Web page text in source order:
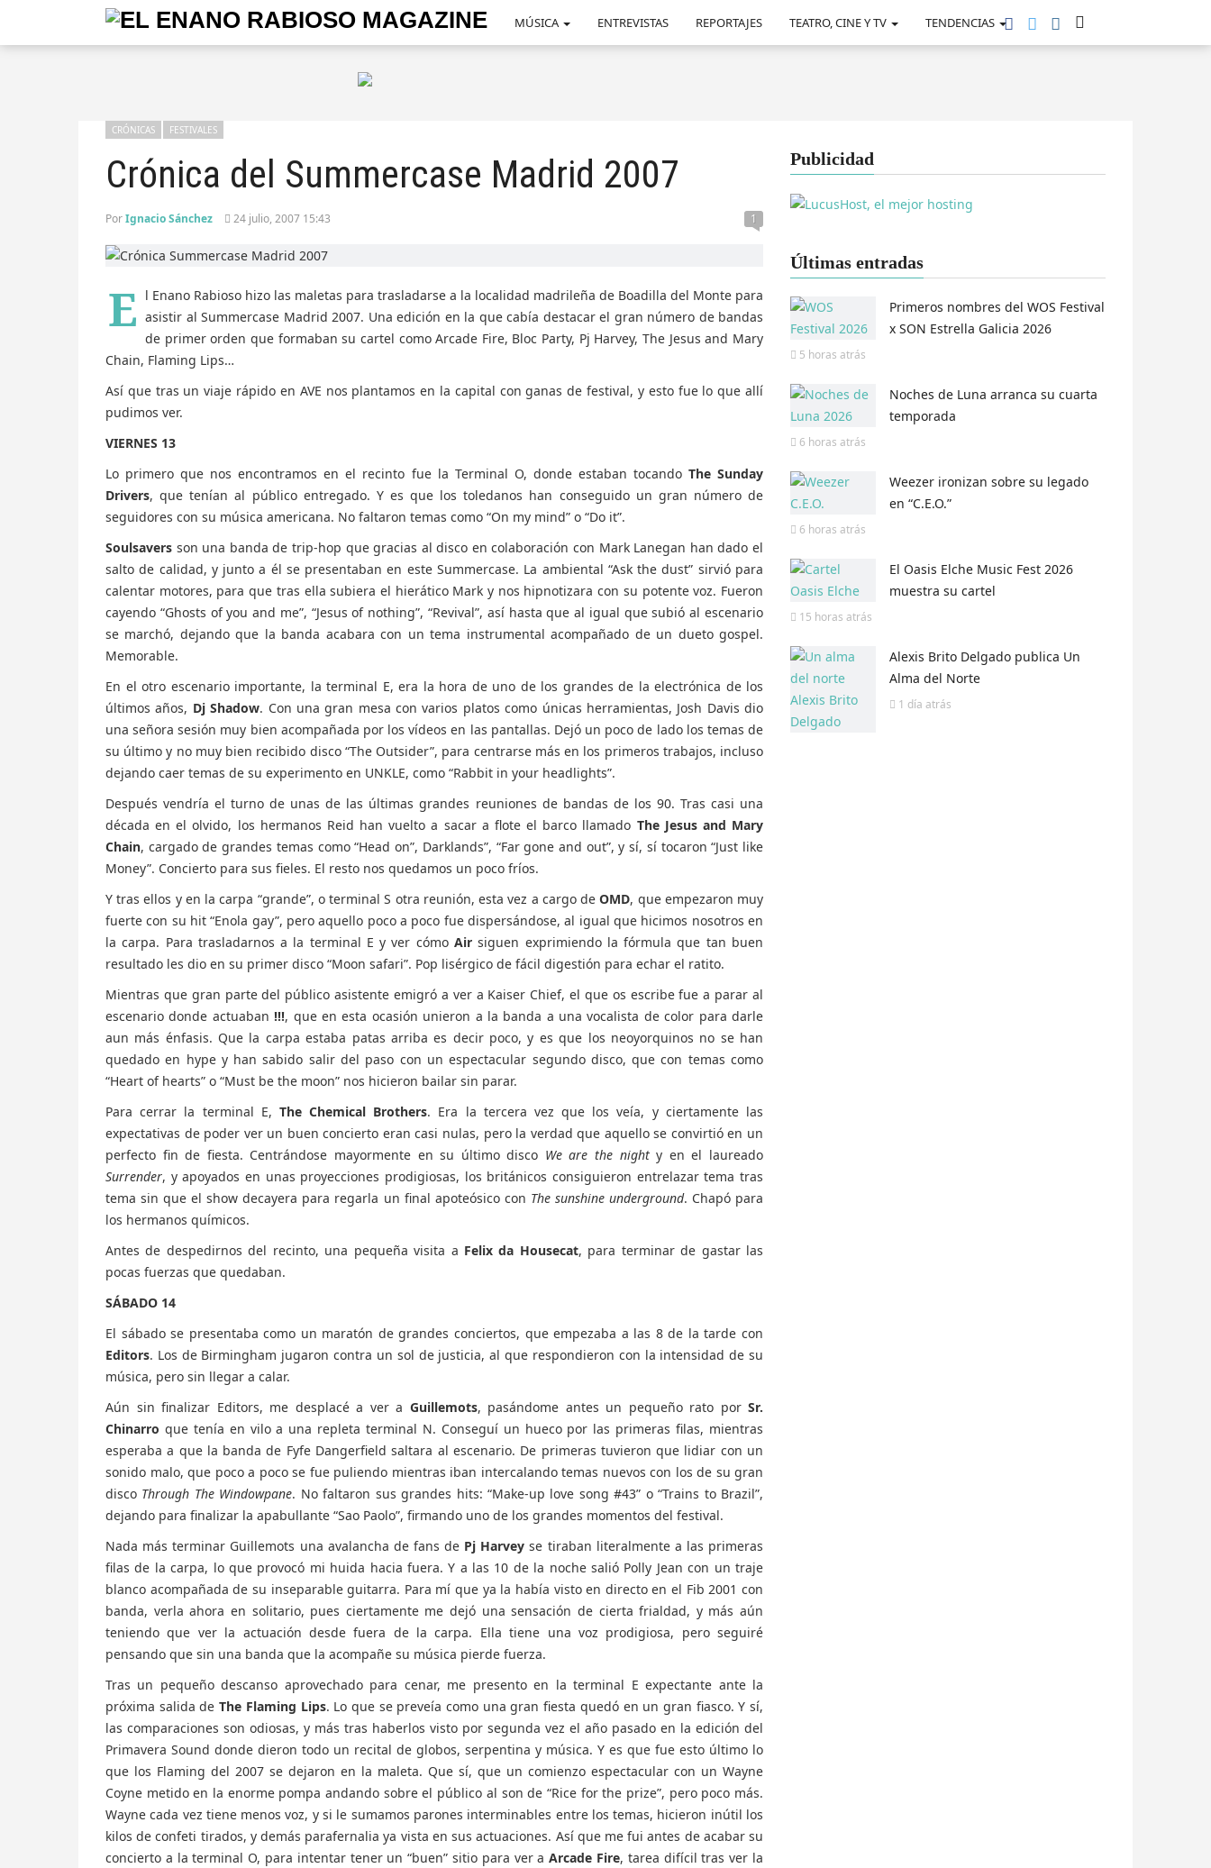
MÚSICA ENTREVISTAS REPORTAJES TEATRO, CINE Y TV TENDENCIAS
Crónica del Summercase Madrid 2007
CRÓNICAS FESTIVALES
PorIgnacio Sánchez 24 julio, 2007 15:43 1
E l Enano Rabioso hizo las maletas para trasladarse a la localidad madrileña de Boadilla del Monte para
asistir al Summercase Madrid 2007. Una edición en la que cabía destacar el gran número de bandas
de primer orden que formaban su cartel como Arcade Fire, Bloc Party, Pj Harvey, The Jesus and Mary
Chain, Flaming Lips…
Así que tras un viaje rápido en AVE nos plantamos en la capital con ganas de festival, y esto fue lo que allí
pudimos ver.
VIERNES 13
Lo primero que nos encontramos en el recinto fue la Terminal O, donde estaban tocando The Sunday
Drivers, que tenían al público entregado. Y es que los toledanos han conseguido un gran número de
seguidores con su música americana. No faltaron temas como “On my mind” o “Do it”.
Soulsavers son una banda de trip-hop que gracias al disco en colaboración con Mark Lanegan han dado el
salto de calidad, y junto a él se presentaban en este Summercase. La ambiental “Ask the dust” sirvió para
calentar motores, para que tras ella subiera el hierático Mark y nos hipnotizara con su potente voz. Fueron
cayendo “Ghosts of you and me”, “Jesus of nothing”, “Revival”, así hasta que al igual que subió al escenario
se marchó, dejando que la banda acabara con un tema instrumental acompañado de un dueto gospel.
Memorable.
En el otro escenario importante, la terminal E, era la hora de uno de los grandes de la electrónica de los
últimos años, Dj Shadow. Con una gran mesa con varios platos como únicas herramientas, Josh Davis dio
una señora sesión muy bien acompañada por los vídeos en las pantallas. Dejó un poco de lado los temas de
su último y no muy bien recibido disco “The Outsider”, para centrarse más en los primeros trabajos, incluso
dejando caer temas de su experimento en UNKLE, como “Rabbit in your headlights”.
Después vendría el turno de unas de las últimas grandes reuniones de bandas de los 90. Tras casi una
década en el olvido, los hermanos Reid han vuelto a sacar a flote el barco llamado The Jesus and Mary
Chain, cargado de grandes temas como “Head on”, Darklands”, “Far gone and out”, y sí, sí tocaron “Just like
Money”. Concierto para sus fieles. El resto nos quedamos un poco fríos.
Y tras ellos y en la carpa “grande”, o terminal S otra reunión, esta vez a cargo deOMD, que empezaron muy
fuerte con su hit “Enola gay”, pero aquello poco a poco fue dispersándose, al igual que hicimos nosotros en
la carpa. Para trasladarnos a la terminal E y ver cómoAir siguen exprimiendo la fórmula que tan buen
resultado les dio en su primer disco “Moon safari”. Pop lisérgico de fácil digestión para echar el ratito.
Mientras que gran parte del público asistente emigró a ver a Kaiser Chief, el que os escribe fue a parar al
escenario donde actuaban!!!, que en esta ocasión unieron a la banda a una vocalista de color para darle
aun más énfasis. Que la carpa estaba patas arriba es decir poco, y es que los neoyorquinos no se han
quedado en hype y han sabido salir del paso con un espectacular segundo disco, que con temas como
“Heart of hearts” o “Must be the moon” nos hicieron bailar sin parar.
Para cerrar la terminal E, The Chemical Brothers. Era la tercera vez que los veía, y ciertamente las
expectativas de poder ver un buen concierto eran casi nulas, pero la verdad que aquello se convirtió en un
perfecto fin de fiesta. Centrándose mayormente en su último disco We are the nighty en el laureado
Surrender, y apoyados en unas proyecciones prodigiosas, los británicos consiguieron entrelazar tema tras
tema sin que el show decayera para regarla un final apoteósico con The sunshine underground. Chapó para
los hermanos químicos.
Antes de despedirnos del recinto, una pequeña visita a Felix da Housecat, para terminar de gastar las
pocas fuerzas que quedaban.
SÁBADO 14
El sábado se presentaba como un maratón de grandes conciertos, que empezaba a las 8 de la tarde con
Editors. Los de Birmingham jugaron contra un sol de justicia, al que respondieron con la intensidad de su
música, pero sin llegar a calar.
Aún sin finalizar Editors, me desplacé a ver a Guillemots, pasándome antes un pequeño rato por Sr.
Chinarro que tenía en vilo a una repleta terminal N. Conseguí un hueco por las primeras filas, mientras
esperaba a que la banda de Fyfe Dangerfield saltara al escenario. De primeras tuvieron que lidiar con un
sonido malo, que poco a poco se fue puliendo mientras iban intercalando temas nuevos con los de su gran
disco Through The Windowpane. No faltaron sus grandes hits: “Make-up love song #43” o “Trains to Brazil”,
dejando para finalizar la apabullante “Sao Paolo”, firmando uno de los grandes momentos del festival.
Nada más terminar Guillemots una avalancha de fans de Pj Harvey se tiraban literalmente a las primeras
filas de la carpa, lo que provocó mi huida hacia fuera. Y a las 10 de la noche salió Polly Jean con un traje
blanco acompañada de su inseparable guitarra. Para mí que ya la había visto en directo en el Fib 2001 con
banda, verla ahora en solitario, pues ciertamente me dejó una sensación de cierta frialdad, y más aún
teniendo que ver la actuación desde fuera de la carpa. Ella tiene una voz prodigiosa, pero seguiré
pensando que sin una banda que la acompañe su música pierde fuerza.
Tras un pequeño descanso aprovechado para cenar, me presento en la terminal E expectante ante la
próxima salida deThe Flaming Lips. Lo que se preveía como una gran fiesta quedó en un gran fiasco. Y sí,
las comparaciones son odiosas, y más tras haberlos visto por segunda vez el año pasado en la edición del
Primavera Sound donde dieron todo un recital de globos, serpentina y música. Y es que fue esto último lo
que los Flaming del 2007 se dejaron en la maleta. Que sí, que un comienzo espectacular con un Wayne
Coyne metido en la enorme pompa andando sobre el público al son de “Rice for the prize”, pero poco más.
Wayne cada vez tiene menos voz, y si le sumamos parones interminables entre los temas, hicieron inútil los
kilos de confeti tirados, y demás parafernalia ya vista en sus actuaciones. Así que me fui antes de acabar su
concierto a la terminal O, para intentar tener un “buen” sitio para ver aArcade Fire, tarea difícil tras ver la
Publicidad
Últimas entradas
Primeros nombres del WOS Festival
x SON Estrella Galicia 2026
5 horas atrás
Noches de Luna arranca su cuarta
temporada
6 horas atrás
Weezer ironizan sobre su legado
en “C.E.O.”
6 horas atrás
El Oasis Elche Music Fest 2026
muestra su cartel
15 horas atrás
Alexis Brito Delgado publica Un
Alma del Norte
1 día atrás